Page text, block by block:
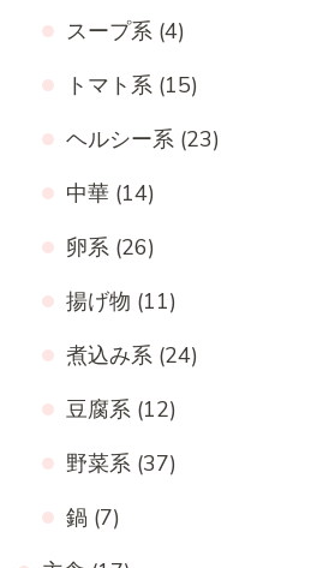
スープ系 (4)
トマト系 (15)
ヘルシー系 (23)
中華 (14)
卵系 (26)
揚げ物 (11)
煮込み系 (24)
豆腐系 (12)
野菜系 (37)
鍋 (7)